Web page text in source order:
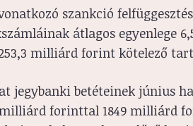
szankció
átlagos egyenlege
milliárd forint kötelező
jegybanki betéteinek június
milliárd forinttal 1849 milliárd